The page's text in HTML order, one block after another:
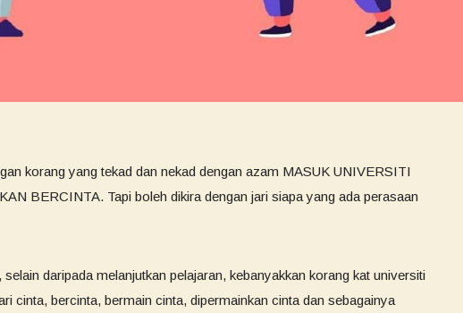
korang yang tekad dan nekad dengan azam MASUK UNIVERSITI
BERCINTA. Tapi boleh dikira dengan jari siapa yang ada perasaan
daripada melanjutkan pelajaran, kebanyakkan korang kat universiti
cinta, bercinta, bermain cinta, dipermainkan cinta dan sebagainya